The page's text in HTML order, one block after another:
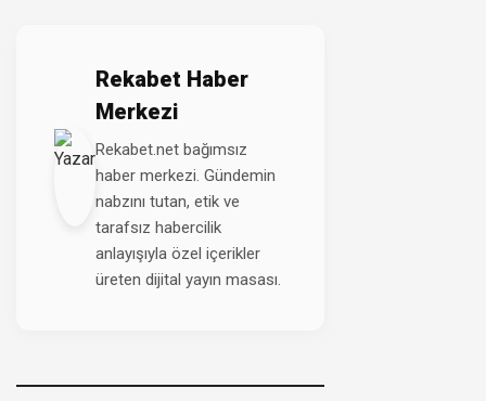
Rekabet Haber
Merkezi
Rekabet.net bağımsız
haber merkezi. Gündemin
nabzını tutan, etik ve
tarafsız habercilik
anlayışıyla özel içerikler
üreten dijital yayın masası.